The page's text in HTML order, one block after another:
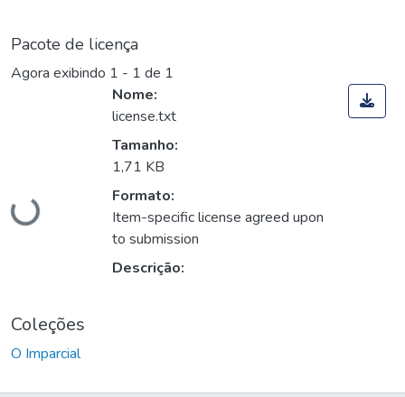
Pacote de licença
Agora exibindo 1 - 1 de 1
Carregando...
Nome:
license.txt
Tamanho:
1,71 KB
Formato:
Item-specific license agreed upon
to submission
Descrição:
Coleções
O Imparcial